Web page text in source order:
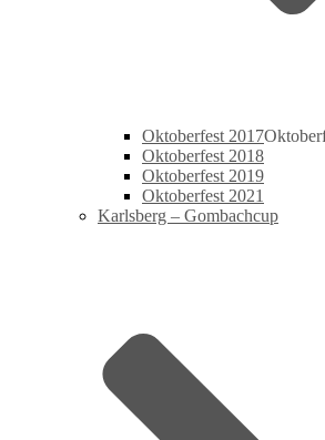
Oktoberfest 2017
Oktoberfest 2018
Oktoberfest 2019
Oktoberfest 2021
Karlsberg – Gombachcup